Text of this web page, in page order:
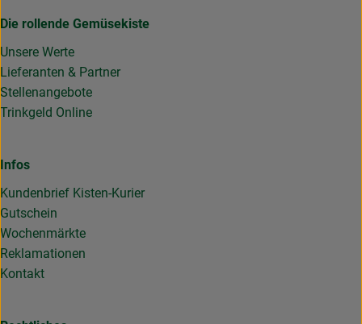
Die rollende Gemüsekiste
Unsere Werte
Lieferanten & Partner
Stellenangebote
Trinkgeld Online
Infos
Kundenbrief Kisten-Kurier
Gutschein
Wochenmärkte
Reklamationen
Kontakt